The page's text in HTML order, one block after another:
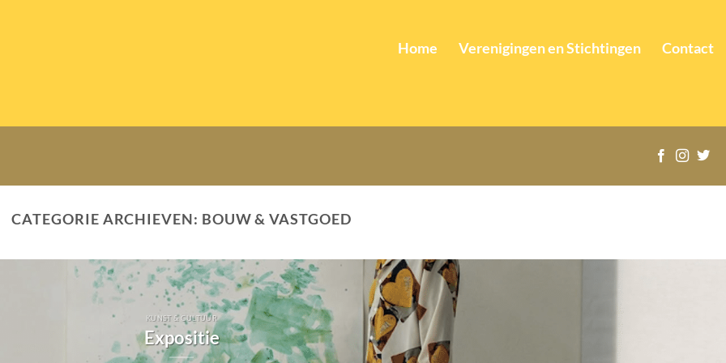
Home Verenigingen en Stichtingen Contact
CATEGORIE ARCHIEVEN: BOUW & VASTGOED
KUNST & CULTUUR
Expositie